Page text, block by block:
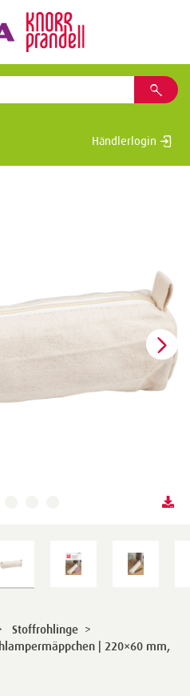
Händlerlogin
Stoffrohlinge >
| 220×60 mm,